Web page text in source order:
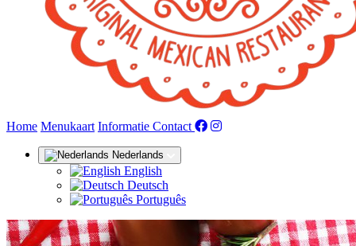
Home Menukaart Informatie (huidige)
Contact
Nederlands
English
Deutsch
Português